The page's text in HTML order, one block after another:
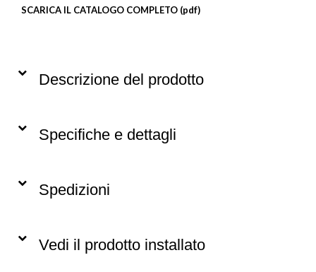
SCARICA IL CATALOGO COMPLETO (pdf)
Descrizione del prodotto
Specifiche e dettagli
Spedizioni
Vedi il prodotto installato